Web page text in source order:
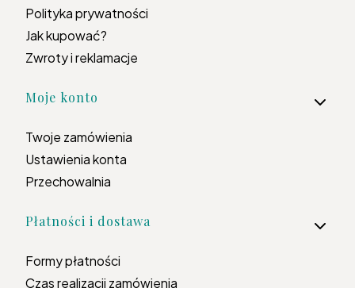
Polityka prywatności
Jak kupować?
Zwroty i reklamacje
Moje konto
Twoje zamówienia
Ustawienia konta
Przechowalnia
Płatności i dostawa
Formy płatności
Czas realizacji zamówienia